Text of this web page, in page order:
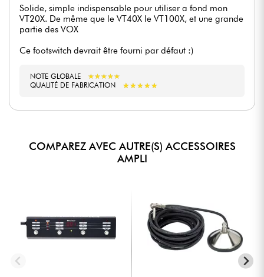
Solide, simple indispensable pour utiliser a fond mon
VT20X. De même que le VT40X le VT100X, et une grande
partie des VOX
Ce footswitch devrait être fourni par défaut :)
NOTE GLOBALE ★★★★★
★★★★★
QUALITÉ DE FABRICATION
★★★★★
★★★★★
COMPAREZ AVEC AUTRE(S) ACCESSOIRES
AMPLI